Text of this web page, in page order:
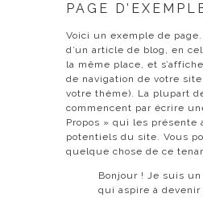
PAGE
Voici un exemple de
d’un article de blog, en
la même place, et
de navigation de votre
votre thème). La plupart
commencent par écrire
Propos » qui les présente
potentiels du site. Vous
quelque chose de ce
Bonjour ! Je suis
qui aspire à devenir